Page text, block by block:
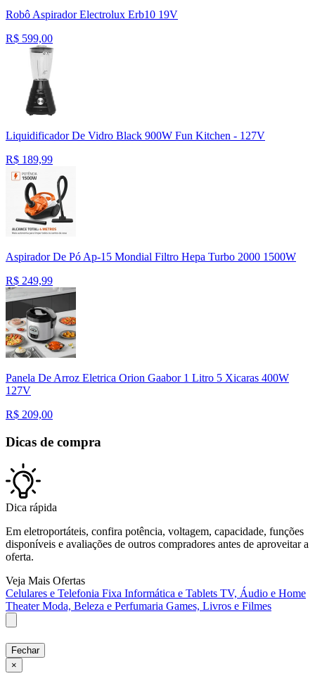
Robô Aspirador Electrolux Erb10 19V
R$ 599,00
Liquidificador De Vidro Black 900W Fun Kitchen - 127V
R$ 189,99
Aspirador De Pó Ap-15 Mondial Filtro Hepa Turbo 2000 1500W
R$ 249,99
Panela De Arroz Eletrica Orion Gaabor 1 Litro 5 Xicaras 400W
127V
R$ 209,00
Dicas de compra
Dica rápida
Em eletroportáteis, confira potência, voltagem, capacidade, funções
disponíveis e avaliações de outros compradores antes de aproveitar a
oferta.
Veja Mais Ofertas
Celulares e Telefonia Fixa Informática e Tablets TV, Áudio e Home
TheaterModa, Beleza e Perfumaria Games, Livros e Filmes
Fechar
×